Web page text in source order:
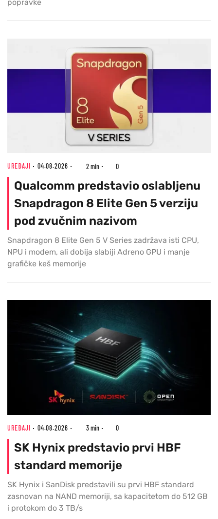
popravke
UREĐAJI 04.08.2026 2 min 0
Qualcomm predstavio oslabljenu
Snapdragon 8 Elite Gen 5 verziju
pod zvučnim nazivom
Snapdragon 8 Elite Gen 5 V Series zadržava isti CPU,
NPU i modem, ali dobija slabiji Adreno GPU i manje
grafičke keš memorije
UREĐAJI 04.08.2026 3 min 0
SK Hynix predstavio prvi HBF
standard memorije
SK Hynix i SanDisk predstavili su prvi HBF standard
zasnovan na NAND memoriji, sa kapacitetom do 512 GB
i protokom do 3 TB/s